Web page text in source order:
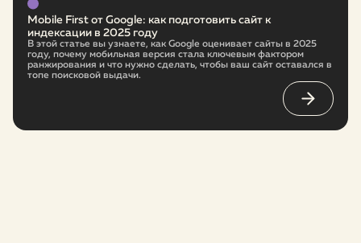
Mobile First от Google: как подготовить сайт к
индексации в 2025 году
В этой статье вы узнаете, как Google оценивает сайты в 2025
году, почему мобильная версия стала ключевым фактором
ранжирования и что нужно сделать, чтобы ваш сайт оставался в
топе поисковой выдачи.